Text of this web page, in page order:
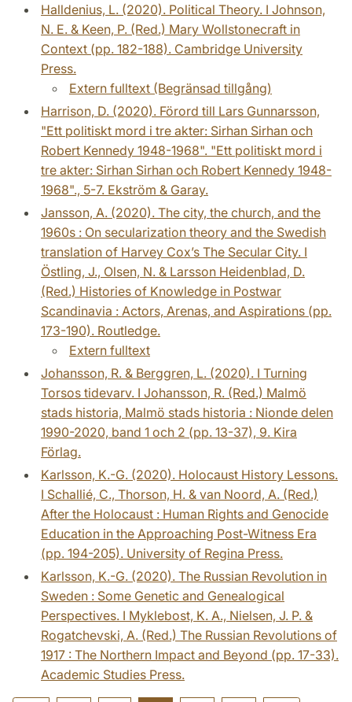
Halldenius, L. (2020). Political Theory. I Johnson,
N. E. & Keen, P. (Red.) Mary Wollstonecraft in
Context (pp. 182-188). Cambridge University
Press.
Extern fulltext (Begränsad tillgång)
Harrison, D. (2020). Förord till Lars Gunnarsson,
"Ett politiskt mord i tre akter: Sirhan Sirhan och
Robert Kennedy 1948-1968". "Ett politiskt mord i
tre akter: Sirhan Sirhan och Robert Kennedy 1948-
1968"., 5-7. Ekström & Garay.
Jansson, A. (2020). The city, the church, and the
1960s : On secularization theory and the Swedish
translation of Harvey Cox’s The Secular City. I
Östling, J., Olsen, N. & Larsson Heidenblad, D.
(Red.) Histories of Knowledge in Postwar
Scandinavia : Actors, Arenas, and Aspirations (pp.
173-190). Routledge.
Extern fulltext
Johansson, R. & Berggren, L. (2020). I Turning
Torsos tidevarv. I Johansson, R. (Red.) Malmö
stads historia, Malmö stads historia : Nionde delen
1990-2020, band 1 och 2 (pp. 13-37), 9. Kira
Förlag.
Karlsson, K.-G. (2020). Holocaust History Lessons.
I Schallié, C., Thorson, H. & van Noord, A. (Red.)
After the Holocaust : Human Rights and Genocide
Education in the Approaching Post-Witness Era
(pp. 194-205). University of Regina Press.
Karlsson, K.-G. (2020). The Russian Revolution in
Sweden : Some Genetic and Genealogical
Perspectives. I Myklebost, K. A., Nielsen, J. P. &
Rogatchevski, A. (Red.) The Russian Revolutions of
1917 : The Northern Impact and Beyond (pp. 17-33).
Academic Studies Press.